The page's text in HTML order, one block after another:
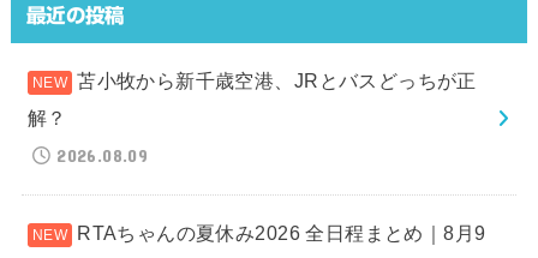
最近の投稿
苫小牧から新千歳空港、JRとバスどっちが正
解？
2026.08.09
RTAちゃんの夏休み2026 全日程まとめ｜8月9